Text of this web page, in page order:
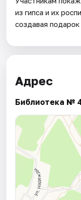
из гипса и их
создавая подарок
Адрес
Библиотека №